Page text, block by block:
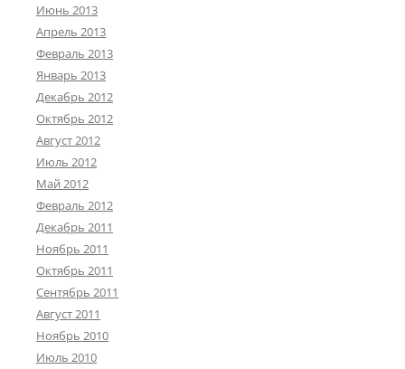
Июнь 2013
Апрель 2013
Февраль 2013
Январь 2013
Декабрь 2012
Октябрь 2012
Август 2012
Июль 2012
Май 2012
Февраль 2012
Декабрь 2011
Ноябрь 2011
Октябрь 2011
Сентябрь 2011
Август 2011
Ноябрь 2010
Июль 2010